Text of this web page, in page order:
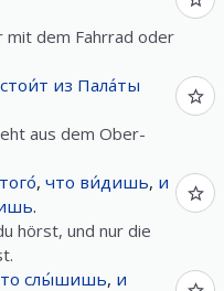
mit dem Fahrrad oder
из Пала́ты
aus dem Ober-
того́, что ви́дишь, и
.
hörst, und nur die
слы́шишь, и